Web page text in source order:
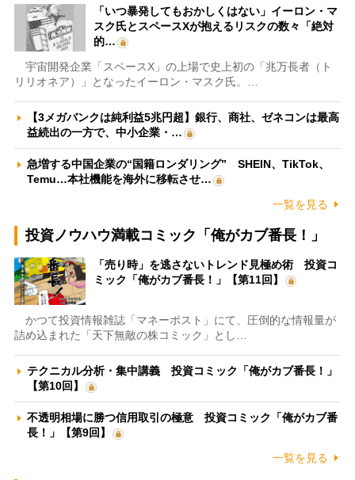
「いつ暴発してもおかしくはない」イーロン・マ
スク氏とスペースXが抱えるリスクの数々「絶対
的…
宇宙開発企業「スペースX」の上場で史上初の「兆万長者（ト
リリオネア）」となったイーロン・マスク氏。…
【3メガバンクは純利益5兆円超】銀行、商社、ゼネコンは最高
益続出の一方で、中小企業・…
急増する中国企業の“国籍ロンダリング” SHEIN、TikTok、
Temu…本社機能を海外に移転させ…
一覧を見る
投資ノウハウ満載コミック「俺がカブ番長！」
「売り時」を逃さないトレンド見極め術 投資コ
ミック「俺がカブ番長！」【第11回】
かつて投資情報雑誌「マネーポスト」にて、圧倒的な情報量が
詰め込まれた「天下無敵の株コミック」とし…
テクニカル分析・集中講義 投資コミック「俺がカブ番長！」
【第10回】
不透明相場に勝つ信用取引の極意 投資コミック「俺がカブ番
長！」【第9回】
一覧を見る